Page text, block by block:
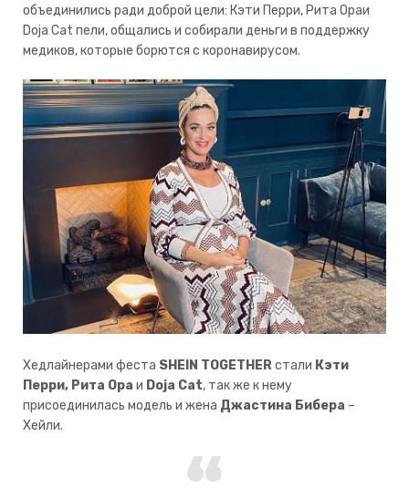
объединились ради доброй цели: Кэти Перри, Рита Ораи
Doja Cat пели, общались и собирали деньги в поддержку
медиков, которые борются с коронавирусом.
Хедлайнерами феста SHEIN TOGETHERстали Кэти
Перри, Рита Ора и Doja Cat, так же к нему
присоединилась модель и жена Джастина Бибера –
Хейли.